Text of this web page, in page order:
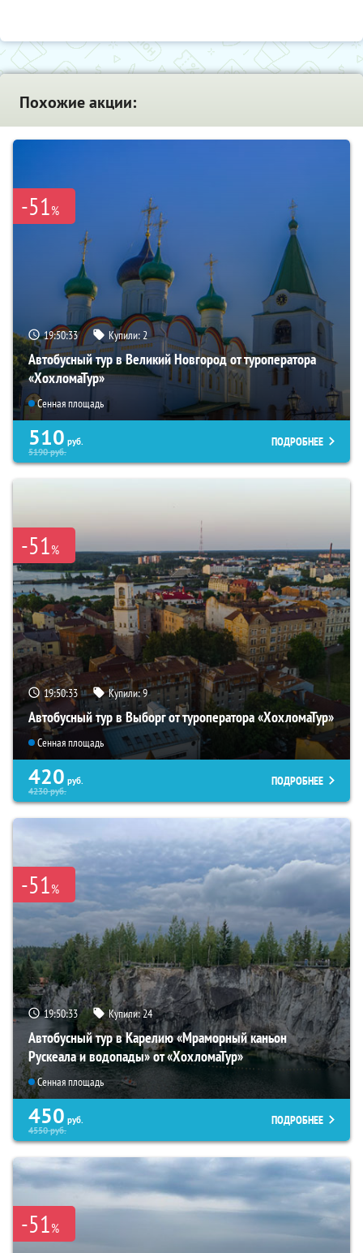
Похожие акции:
-51%
19:50:32 Купили:2
Автобусный тур в Великий Новгород от туроператора
«ХохломаТур»
Сенная площадь
510 руб.
5190руб.
ПОДРОБНЕЕ
-51%
19:50:32 Купили:9
Автобусный тур в Выборг от туроператора «ХохломаТур»
Сенная площадь
420 руб.
4230руб.
ПОДРОБНЕЕ
-51%
19:50:32 Купили:24
Автобусный тур в Карелию «Мраморный каньон
Рускеала и водопады» от «ХохломаТур»
Сенная площадь
450 руб.
4550руб.
ПОДРОБНЕЕ
-51%